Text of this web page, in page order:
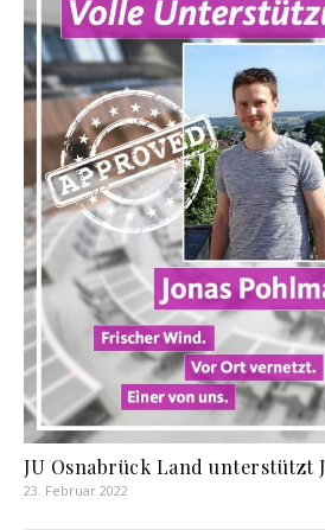
JU Osnabrück Land unterstützt
23. Februar 2022